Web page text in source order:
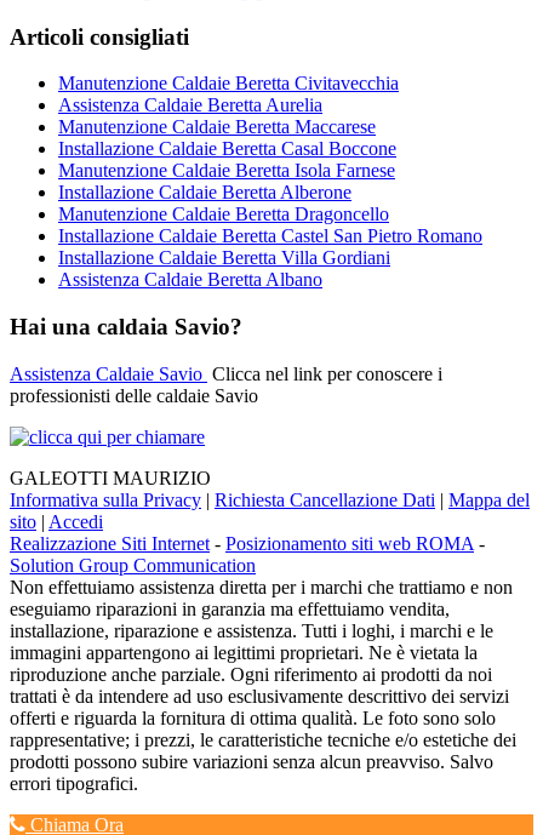
Articoli consigliati
Manutenzione Caldaie Beretta Civitavecchia
Assistenza Caldaie Beretta Aurelia
Manutenzione Caldaie Beretta Maccarese
Installazione Caldaie Beretta Casal Boccone
Manutenzione Caldaie Beretta Isola Farnese
Installazione Caldaie Beretta Alberone
Manutenzione Caldaie Beretta Dragoncello
Installazione Caldaie Beretta Castel San Pietro Romano
Installazione Caldaie Beretta Villa Gordiani
Assistenza Caldaie Beretta Albano
Hai una caldaia Savio?
Assistenza Caldaie Savio Clicca nel link per conoscere i
professionisti delle caldaie Savio
GALEOTTI MAURIZIO
Informativa sulla Privacy | Richiesta Cancellazione Dati | Mappa del
sito | Accedi
Realizzazione Siti Internet - Posizionamento siti web ROMA -
Solution Group Communication
Non effettuiamo assistenza diretta per i marchi che trattiamo e non
eseguiamo riparazioni in garanzia ma effettuiamo vendita,
installazione, riparazione e assistenza. Tutti i loghi, i marchi e le
immagini appartengono ai legittimi proprietari. Ne è vietata la
riproduzione anche parziale. Ogni riferimento ai prodotti da noi
trattati è da intendere ad uso esclusivamente descrittivo dei servizi
offerti e riguarda la fornitura di ottima qualità. Le foto sono solo
rappresentative; i prezzi, le caratteristiche tecniche e/o estetiche dei
prodotti possono subire variazioni senza alcun preavviso. Salvo
errori tipografici.
Chiama Ora